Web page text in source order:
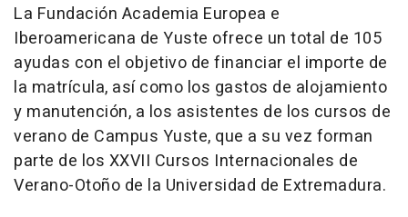
La Fundación Academia Europea e
Iberoamericana de Yuste ofrece un total de 105
ayudas con el objetivo de financiar el importe de
la matrícula, así como los gastos de alojamiento
y manutención, a los asistentes de los cursos de
verano de Campus Yuste, que a su vez forman
parte de los XXVII Cursos Internacionales de
Verano-Otoño de la Universidad de Extremadura.